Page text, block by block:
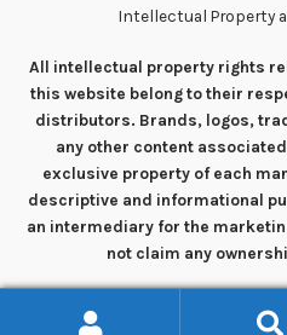
Intellectual Property
All intellectual property rights
this website belong to their
distributors. Brands, logos,
any other content
exclusive property of each
descriptive and informational
an intermediary for the
not claim any